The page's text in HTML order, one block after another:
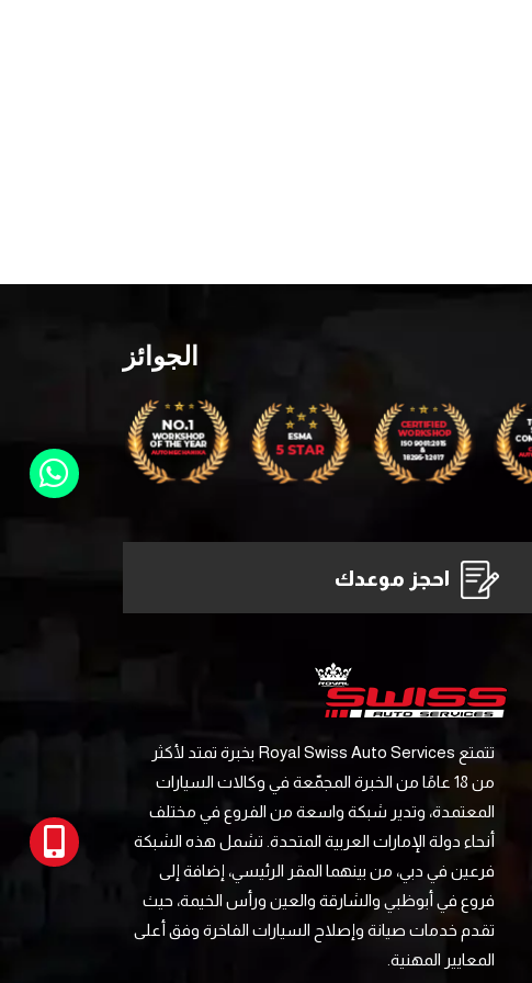
الجوائز
احجز موعدك
تتمتع Royal Swiss Auto Services بخبرة تمتد لأكثر
من 18 عامًا من الخبرة المجمّعة في وكالات السيارات
المعتمدة، وتدير شبكة واسعة من الفروع في مختلف
أنحاء دولة الإمارات العربية المتحدة. تشمل هذه الشبكة
فرعين في دبي، من بينهما المقر الرئيسي، إضافة إلى
فروع في أبوظبي والشارقة والعين ورأس الخيمة، حيث
تقدم خدمات صيانة وإصلاح السيارات الفاخرة وفق أعلى
المعايير المهنية.